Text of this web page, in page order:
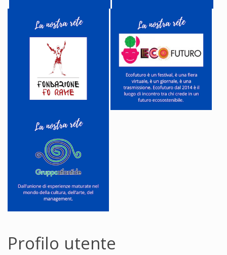
Profilo utente